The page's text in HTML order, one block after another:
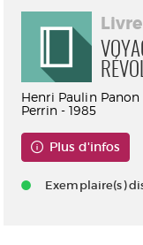
Livre
Henri Paulin Panon
Perrin - 1985
Plus d'infos
Exemplaire(s)